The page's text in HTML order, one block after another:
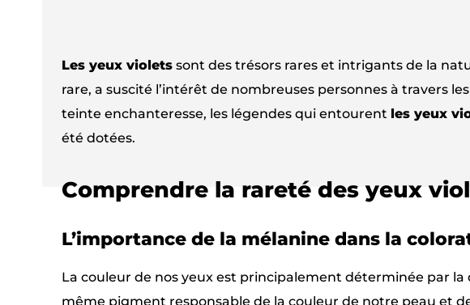
Les yeux violets sont des trésors rares et intrigants de la
rare, a suscité l’intérêt de nombreuses personnes à travers
teinte enchanteresse, les légendes qui entourent les yeux
été dotées.
Comprendre la rareté des yeux
L’importance de la mélanine dans la
La couleur de nos yeux est principalement déterminée par
même pigment responsable de la couleur de notre peau et